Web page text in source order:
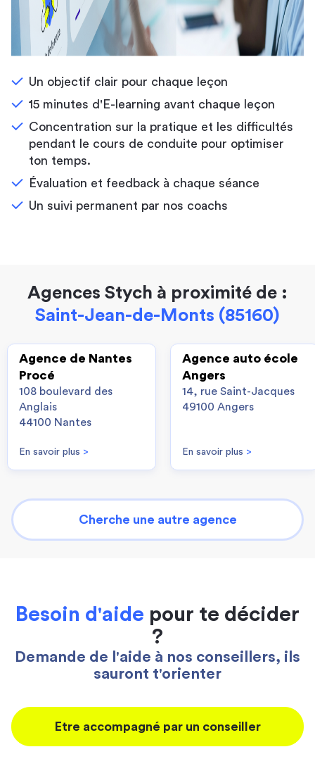
Un objectif clair pour chaque leçon
15 minutes d'E-learning avant chaque leçon
Concentration sur la pratique et les difficultés
pendant le cours de conduite pour optimiser
ton temps.
Évaluation et feedback à chaque séance
Un suivi permanent par nos coachs
Agences Stych à proximité de :
Saint-Jean-de-Monts (85160)
Agence de Nantes
Procé
108 boulevard des
Anglais
44100 Nantes
En savoir plus >
Agence auto école
Angers
14, rue Saint-Jacques
49100 Angers
En savoir plus >
Cherche une autre agence
Besoin d'aide pour te décider
?
Demande de l'aide à nos conseillers, ils
sauront t'orienter
Etre accompagné par un conseiller